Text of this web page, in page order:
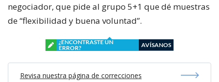
negociador, que pide al grupo 5+1 que dé muestras
de “flexibilidad y buena voluntad”.
¿ENCONTRASTE UN
ERROR?
AVÍSANOS
Revisa nuestra página de correcciones